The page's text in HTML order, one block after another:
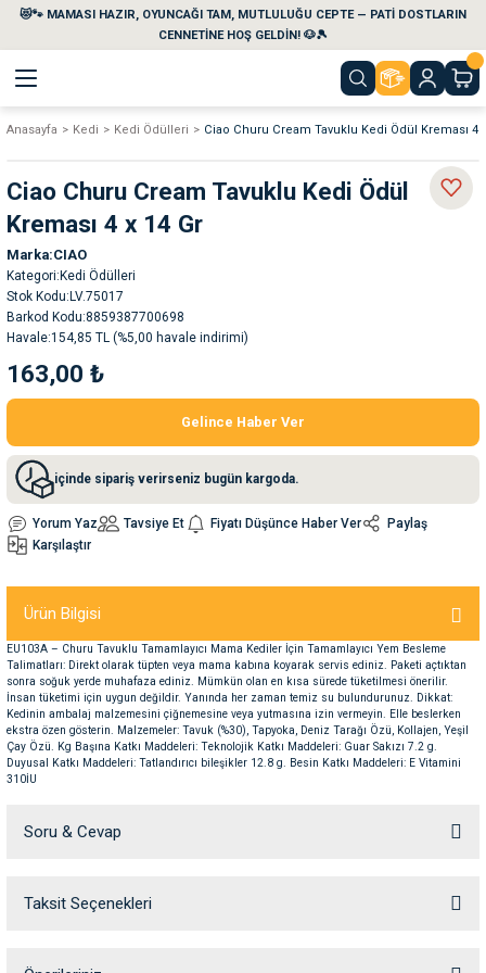
😻🐾 MAMASI HAZIR, OYUNCAĞI TAM, MUTLULUĞU CEPTE — PATİ DOSTLARIN
CENNETİNE HOŞ GELDİN! 🐶🎾
Geri Dön
Geri Dön
Temizlik Ürünleri
Su Kabları
Geri Dön
Geri Dön
Geri Dön
Geri Dön
Anasayfa Kedi Kedi Ödülleri Ciao Churu Cream Tavuklu Kedi Ödül Kreması 4
Ciao Churu Cream Tavuklu Kedi Ödül
Kreması 4 x 14 Gr
Marka CIAO
Kategori Kedi Ödülleri
Stok Kodu LV.75017
Barkod Kodu 8859387700698
Havale 154,85 TL (%5,00 havale indirimi)
163,00 ₺
Gelince Haber Ver
içinde sipariş verirseniz bugün kargoda.
Yorum Yaz Tavsiye Et Fiyatı Düşünce Haber Ver
Paylaş
Karşılaştır
Ürün Bilgisi
EU103A – Churu Tavuklu Tamamlayıcı Mama Kediler İçin Tamamlayıcı Yem Besleme
Talimatları: Direkt olarak tüpten veya mama kabına koyarak servis ediniz. Paketi açtıktan
sonra soğuk yerde muhafaza ediniz. Mümkün olan en kısa sürede tüketilmesi önerilir.
İnsan tüketimi için uygun değildir. Yanında her zaman temiz su bulundurunuz. Dikkat:
Kedinin ambalaj malzemesini çiğnemesine veya yutmasına izin vermeyin. Elle beslerken
ekstra özen gösterin. Malzemeler: Tavuk (%30), Tapyoka, Deniz Tarağı Özü, Kollajen, Yeşil
Çay Özü. Kg Başına Katkı Maddeleri: Teknolojik Katkı Maddeleri: Guar Sakızı 7.2 g.
Duyusal Katkı Maddeleri: Tatlandırıcı bileşikler 12.8 g. Besin Katkı Maddeleri: E Vitamini
310İU
Soru & Cevap
Ürün hakkında henüz soru sorulmamış.
Taksit Seçenekleri